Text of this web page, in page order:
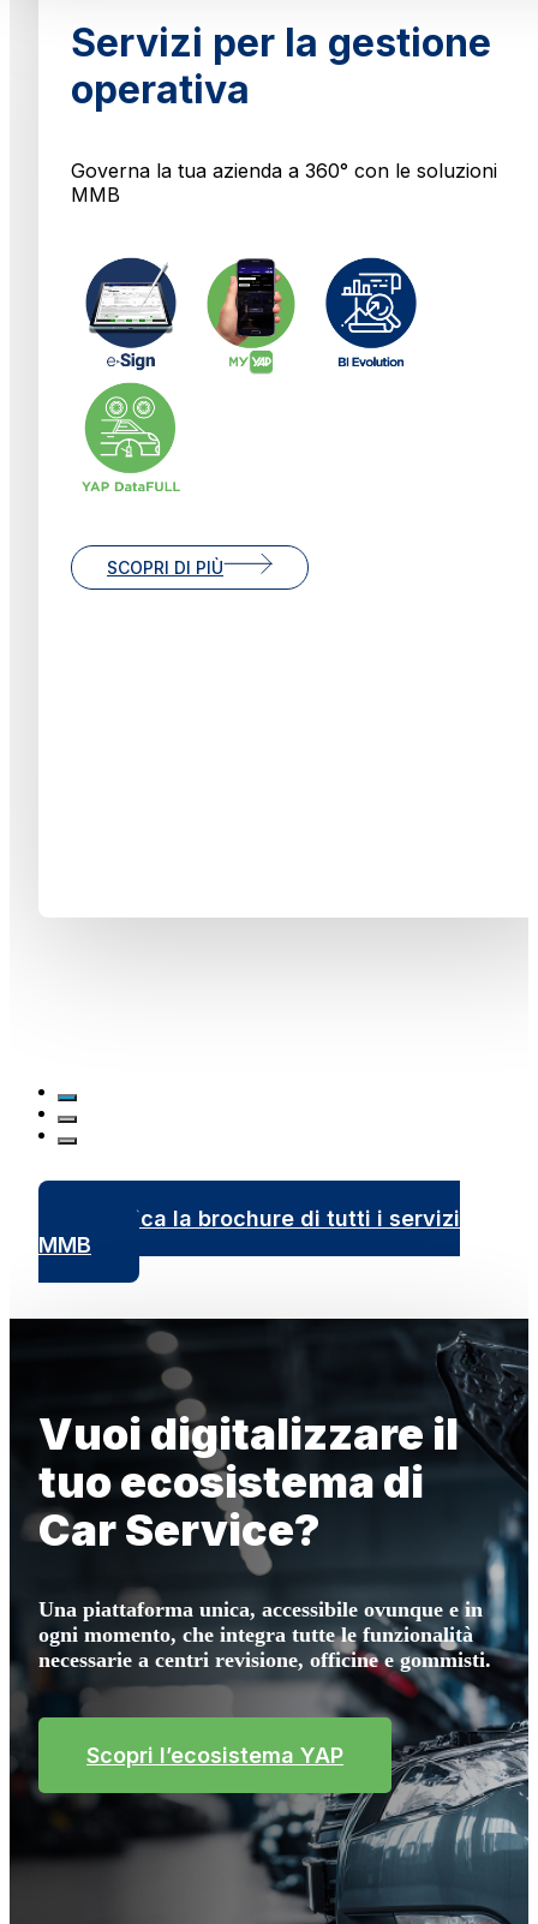
Servizi per la gestione
operativa
Governa la tua azienda a 360° con le soluzioni
MMB
SCOPRI DI PIÙ
Scarica la brochure di tutti i servizi
MMB
Vuoi digitalizzare il
tuo ecosistema di
Car Service?
Una piattaforma unica, accessibile ovunque e in
ogni momento, che integra tutte le funzionalità
necessarie a centri revisione, officine e gommisti.
Scopri l’ecosistema YAP